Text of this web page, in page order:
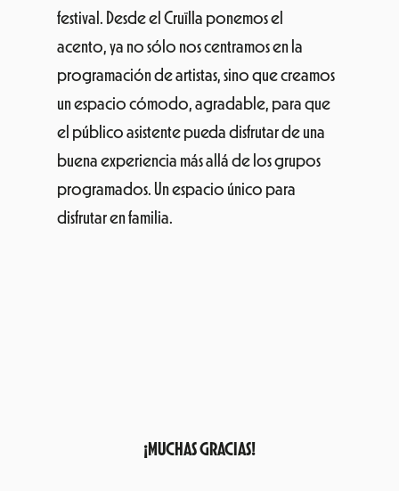
festival. Desde el Cruïlla ponemos el
acento, ya no sólo nos centramos en la
programación de artistas, sino que creamos
un espacio cómodo, agradable, para que
el público asistente pueda disfrutar de una
buena experiencia más allá de los grupos
programados. Un espacio único para
disfrutar en familia.
¡MUCHAS GRACIAS!